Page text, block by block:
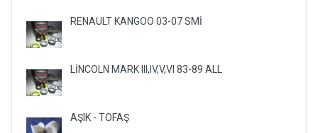
RENAULT KANGOO 03-07 SMİ
LİNCOLN MARK III,IV,V,VI 83-89 ALL
AŞIK - TOFAŞ